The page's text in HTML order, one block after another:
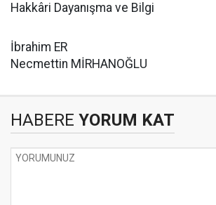
Hakkâri Dayanışma ve Bilgi
İbrahim ER
Necmettin MİRHANOĞLU
HABERE YORUM KAT